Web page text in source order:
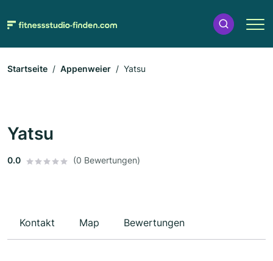
Startseite Appenweier Yatsu
Yatsu
0.0 (0 Bewertungen)
Kontakt Map Bewertungen